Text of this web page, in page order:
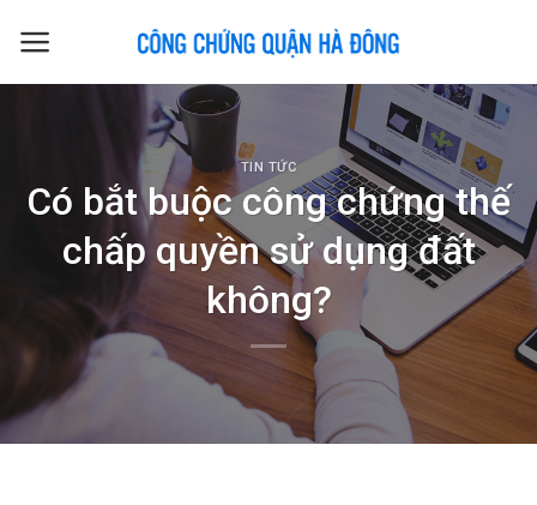
TIN TỨC
Có bắt buộc công chứng thế
chấp quyền sử dụng đất
không?